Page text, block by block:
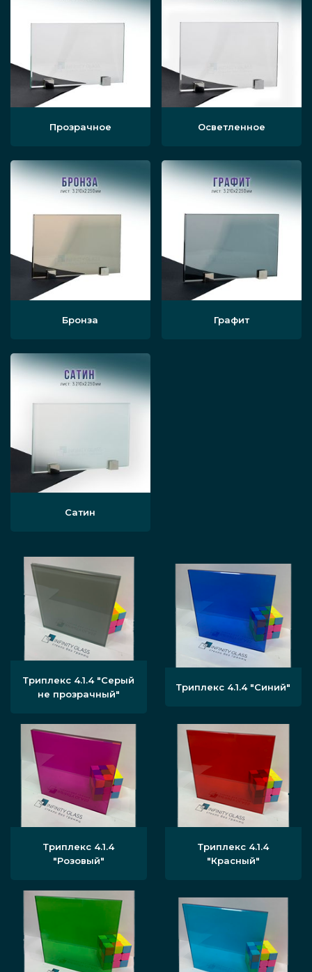
Прозрачное Осветленное
Бронза Графит
Сатин
Триплекс 4.1.4 "Серый
не прозрачный"
Триплекс 4.1.4 "Синий"
Триплекс 4.1.4
"Розовый"
Триплекс 4.1.4
"Красный"